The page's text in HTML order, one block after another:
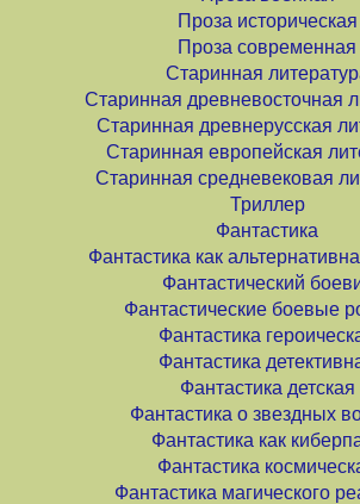
Проза историческая
Проза современная
Старинная
Старинная древневосточная
Старинная древнерусская
Старинная европейская
Старинная средневековая
Триллер
Фантастика
Фантастика как
Фантастический
Фантастические боевые
Фантастика
Фантастика
Фантастика детская
Фантастика о звездных
Фантастика как
Фантастика
Фантастика магического